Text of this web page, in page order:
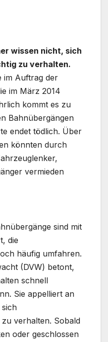
wissen nicht, sich
zu verhalten.
im Auftrag der
im März 2014
kommt es zu
Bahnübergängen
endet tödlich. Über
könnten durch
vermieden
sind mit
die
häufig umfahren.
(DVW) betont,
schnell
Sie appelliert an
verhalten. Sobald
oder geschlossen